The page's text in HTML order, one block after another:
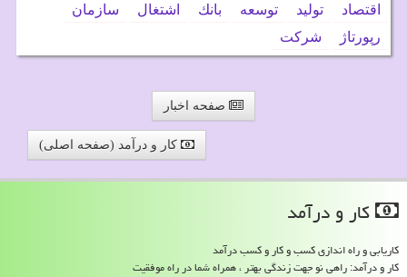
اقتصاد تولید توسعه بانك اشتغال
سازمان
رپورتاژ
شركت
صفحه اخبار
کار و درآمد (صفحه اصلی)
كار و درآمد
کاریابی و راه اندازی کسب و کار و کسب درآمد
کار و درآمد: راهی نو جهت زندگی بهتر ، همراه شما در راه موفقیت